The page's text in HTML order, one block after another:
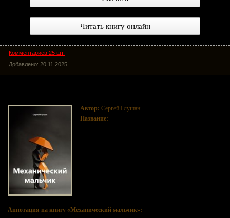
Читать книгу онлайн
Комментариев 25 шт.
Добавлено: 20.11.2025
Автор: Сергей Глушан
Название:
Аннотация на книгу «Механический мальчик»: